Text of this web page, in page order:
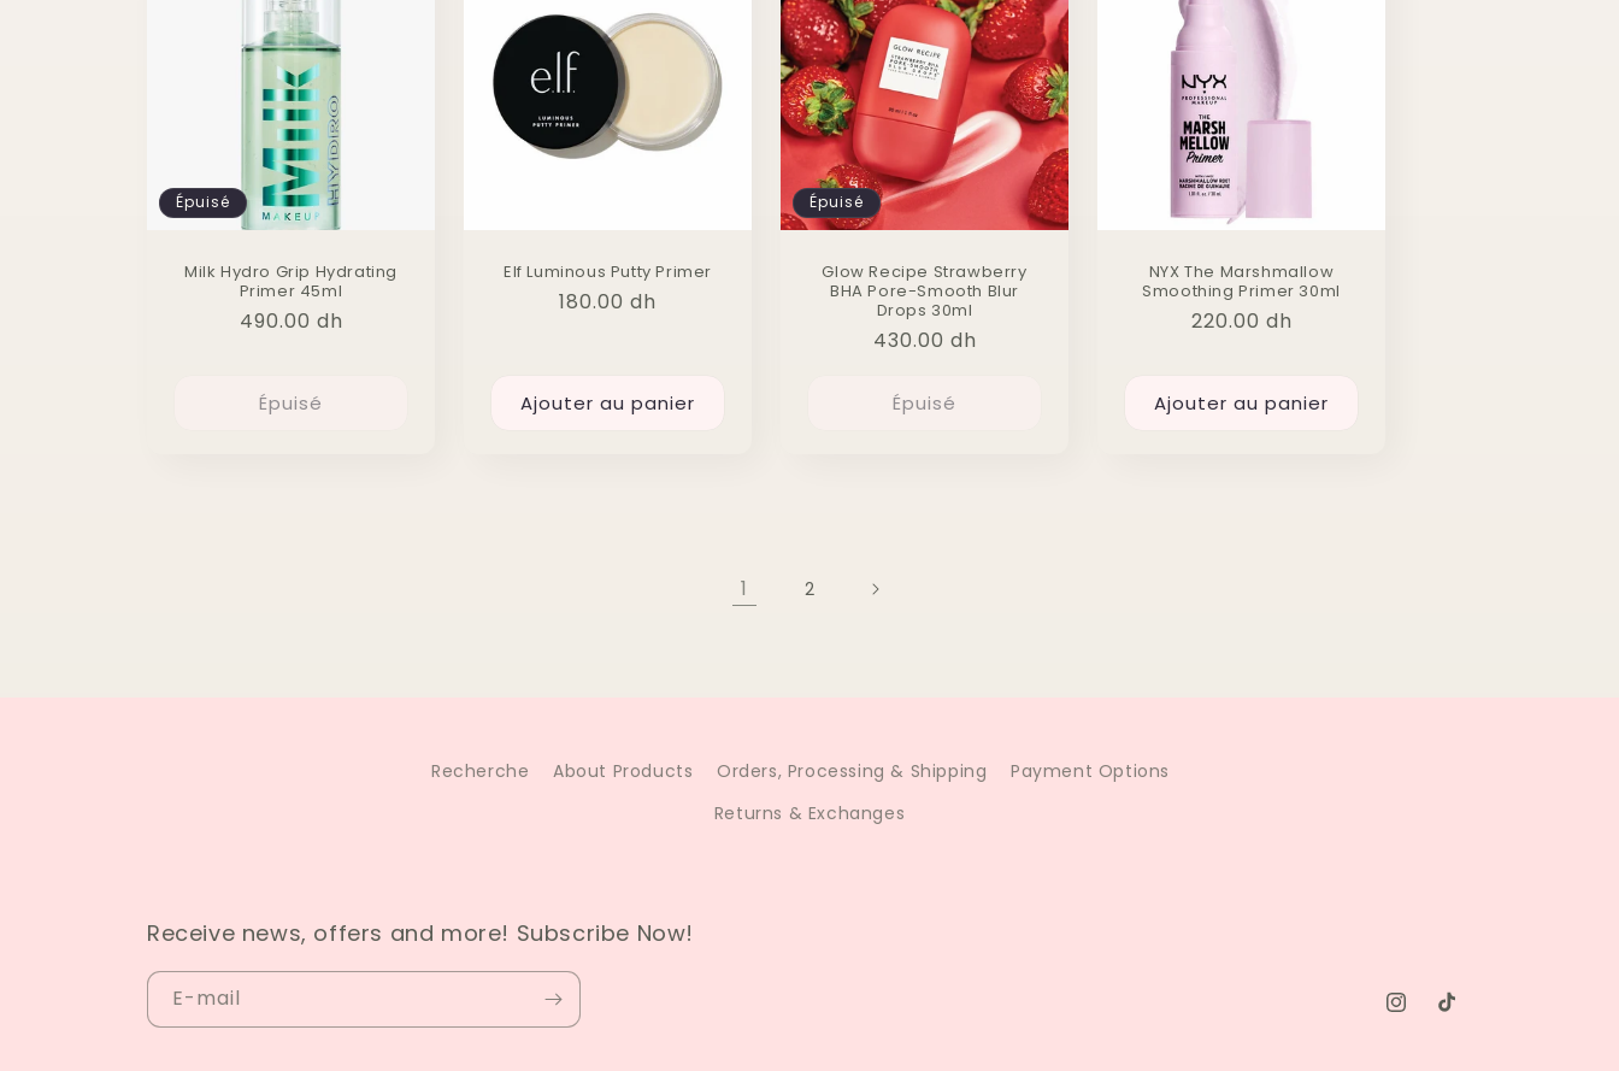
Épuisé
Milk Hydro Grip Hydrating
Primer 45ml
Prix
490.00 dh
Épuisé
Elf Luminous Putty Primer
Prix
180.00 dh
Ajouter au panier
Épuisé
Glow Recipe Strawberry
BHA Pore-Smooth Blur
Drops 30ml
Prix
430.00 dh
Épuisé
NYX The Marshmallow
Smoothing Primer 30ml
Prix
220.00 dh
Ajouter au panier
1 2
Recherche About Products Orders, Processing & Shipping
Payment Options
Returns & Exchanges
Receive news, offers and more! Subscribe Now!
E-mail
Instagram
TikTok